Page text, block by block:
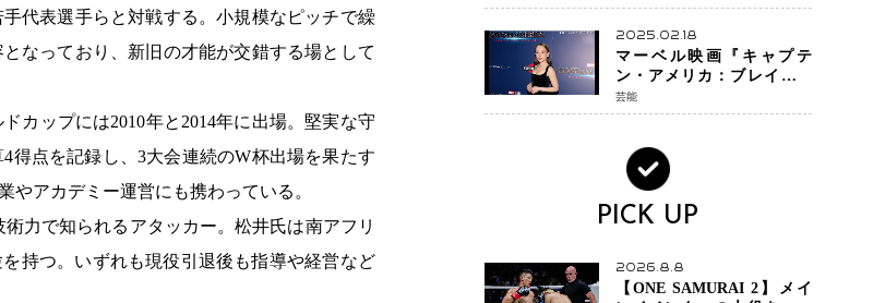
代表選手らと対戦する。小規模なピッチで繰
なっており、新旧の才能が交錯する場として
カップには2010年と2014年に出場。堅実な守
得点を記録し、3大会連続のW杯出場を果たす
アカデミー運営にも携わっている。
力で知られるアタッカー。松井氏は南アフリ
持つ。いずれも現役引退後も指導や経営など
ンか混迷続く
2025.02.18
マーベル映画『キャプテ
ン・アメリカ：ブレイブ・
ニュー・ワールド』 新ブラ
ック・ウィドウ役のシラ・
芸能
PICK UP
2026.8.8
【ONE SAMURAI 2】メイ